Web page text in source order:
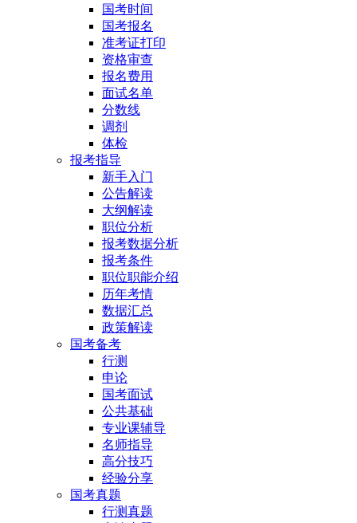
国考时间
国考报名
准考证打印
资格审查
报名费用
面试名单
分数线
调剂
体检
报考指导
新手入门
公告解读
大纲解读
职位分析
报考数据分析
报考条件
职位职能介绍
历年考情
数据汇总
政策解读
国考备考
行测
申论
国考面试
公共基础
专业课辅导
名师指导
高分技巧
经验分享
国考真题
行测真题